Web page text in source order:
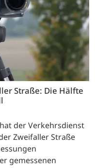
Straße: Die Hälfte
der Verkehrsdienst
Zweifaller Straße
gemessenen